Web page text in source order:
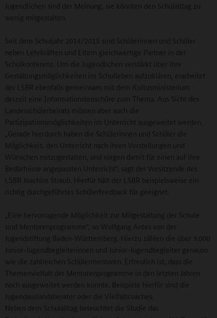
Jugendlichen sind der Meinung, sie könnten den Schulalltag zu
wenig mitgestalten.
Seit dem Schuljahr 2014/2015 sind Schülerinnen und Schüler
neben Lehrkräften und Eltern gleichwertige Partner in der
Schulkonferenz. Um die Jugendlichen verstärkt über ihre
Gestaltungsmöglichkeiten im Schulleben aufzuklären, erarbeitet
der LSBR ebenfalls gemeinsam mit dem Kultusministerium
derzeit eine Informationsbroschüre zum Thema. Aus Sicht des
Landesschülerbeirats müssen aber auch die
Partizipationsmöglichkeiten im Unterricht ausgeweitet werden.
„Gerade hierdurch haben die Schülerinnen und Schüler die
Möglichkeit, den Unterricht nach ihren Vorstellungen und
Wünschen mitzugestalten, und sorgen damit für einen auf ihre
Bedürfnisse angepassten Unterricht“, sagt der Vorsitzende des
LSBR Joachim Straub. Hierfür hält der LSBR beispielsweise ein
richtig durchgeführtes Schülerfeedback für geeignet.
„Eine hervorragende Möglichkeit zur Mitgestaltung der Schule
sind Mentorenprogramme“, so Wolfgang Antes von der
Jugendstiftung Baden-Württemberg. Hierzu zählen die über 9.000
Junior-Jugendbegleiterinnen und Junior-Jugendbegleiter genauso
wie die zahlreichen Schülermentoren. Erfreulich ist, dass die
Themenvielfalt der Mentorenprogramme in den letzten Jahren
noch ausgeweitet werden konnte. Beispiele hierfür sind die
Jugendauslandsberater oder die Vielfaltcoaches.
Neben dem Schulalltag beleuchtet die Studie das